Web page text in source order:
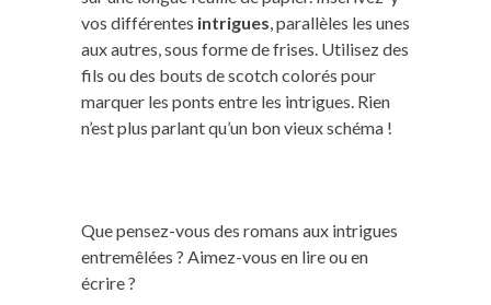
vos différentes intrigues, parallèles les unes
aux autres, sous forme de frises. Utilisez des
fils ou des bouts de scotch colorés pour
marquer les ponts entre les intrigues. Rien
n’est plus parlant qu’un bon vieux schéma !
Que pensez-vous des romans aux intrigues
entremêlées ? Aimez-vous en lire ou en
écrire ?